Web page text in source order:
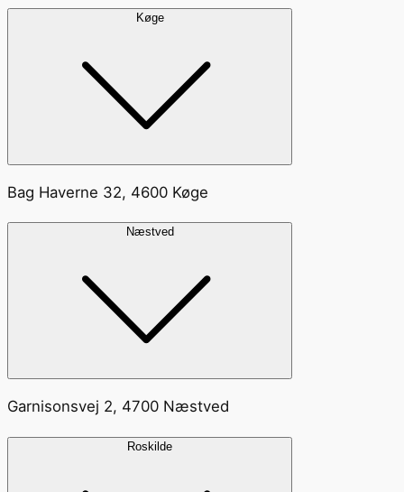
Køge
Bag Haverne 32, 4600 Køge
Næstved
Garnisonsvej 2, 4700 Næstved
Roskilde